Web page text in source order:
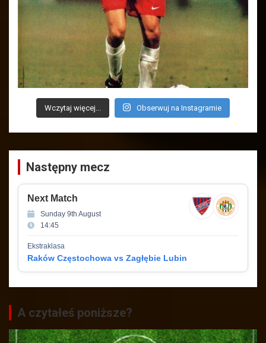
Wczytaj więcej... Obserwuj na Instagramie
Następny mecz
Next Match
Sunday 9th August
14:45
Ekstraklasa
Raków Częstochowa vs Zagłębie Lubin
A czytałeś poniższe?